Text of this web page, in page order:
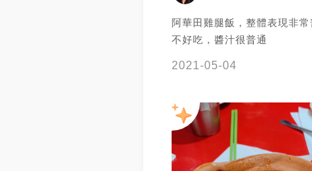
阿華田雞腿飯，整體表現非
不好吃，醬汁很普通
2021-05-04